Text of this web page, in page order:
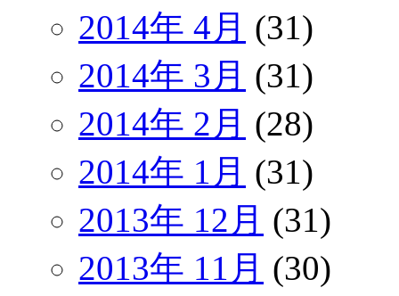
2014年 4月 (31)
2014年 3月 (31)
2014年 2月 (28)
2014年 1月 (31)
2013年 12月 (31)
2013年 11月 (30)